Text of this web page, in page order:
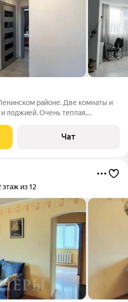
районе. Две комнаты и
лоджией. Очень теплая,
столешница,
и т.д..
Чат
этаж из 12